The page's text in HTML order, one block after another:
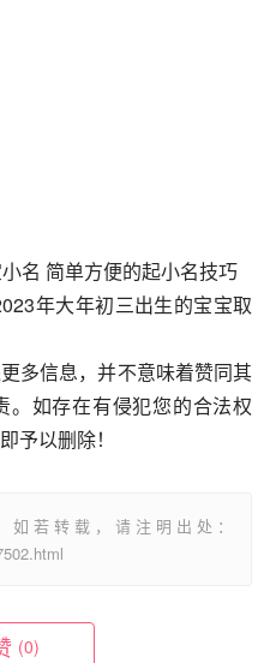
名 简单方便的起小名技巧
年大年初三出生的宝宝取
多信息，并不意味着赞同其
。如存在有侵犯您的合法权
予以删除！
若转载，请注明出处：
(0)